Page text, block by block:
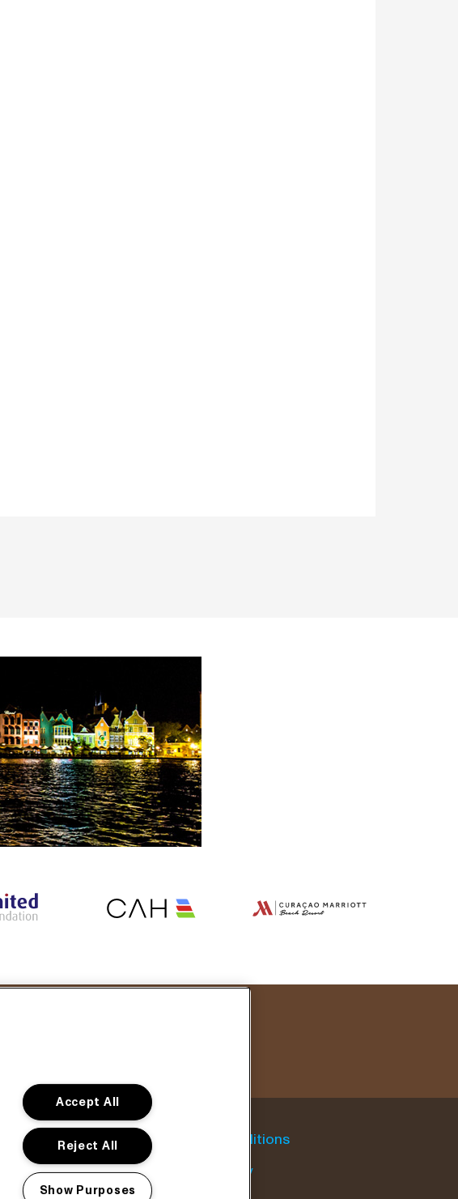
playlist
General conditions
Cookie policy
Accept All
Reject All
Show Purposes